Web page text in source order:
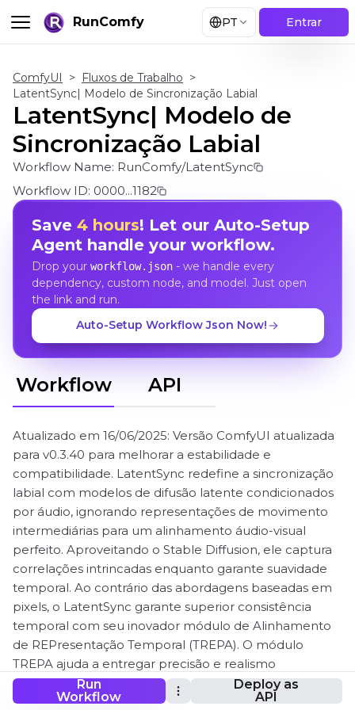
RunComfy PT Entrar
Run
Workflow
Deploy as
API
ComfyUI > Fluxos de Trabalho >
LatentSync| Modelo de Sincronização Labial
LatentSync| Modelo de
Sincronização Labial
Workflow Name: RunComfy/LatentSync
Workflow ID: 0000...1182
Save 4 hours! Let our Auto-Setup
Agent handle your workflow.
Drop your workflow.json- we handle every
dependency, custom node, and model. Just open
the link and run.
Auto-Setup Workflow Json Now!
Workflow API
Atualizado em 16/06/2025: Versão ComfyUI atualizada
para v0.3.40 para melhorar a estabilidade e
compatibilidade. LatentSync redefine a sincronização
labial com modelos de difusão latente condicionados
por áudio, ignorando representações de movimento
intermediárias para um alinhamento áudio-visual
perfeito. Aproveitando o Stable Diffusion, ele captura
correlações intrincadas enquanto garante suavidade
temporal. Ao contrário das abordagens baseadas em
pixels, o LatentSync garante superior consistência
temporal com seu inovador módulo de Alinhamento
de REPresentação Temporal (TREPA). O módulo
TREPA ajuda a entregar precisão e realismo
incomparáveis.